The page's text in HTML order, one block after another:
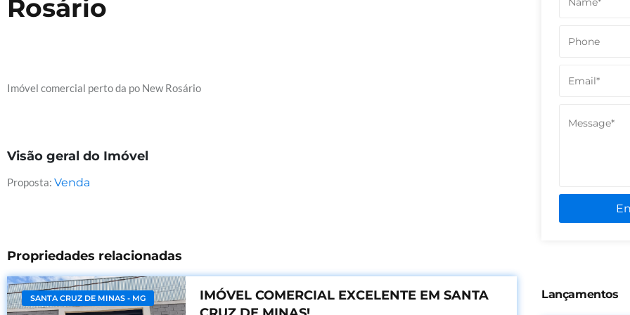
Rosário
Imóvel comercial perto da po New Rosário
Visão geral do Imóvel
Proposta: Venda
Propriedades relacionadas
SANTA CRUZ DE MINAS - MG
IMÓVEL COMERCIAL EXCELENTE EM SANTA
Lançamentos